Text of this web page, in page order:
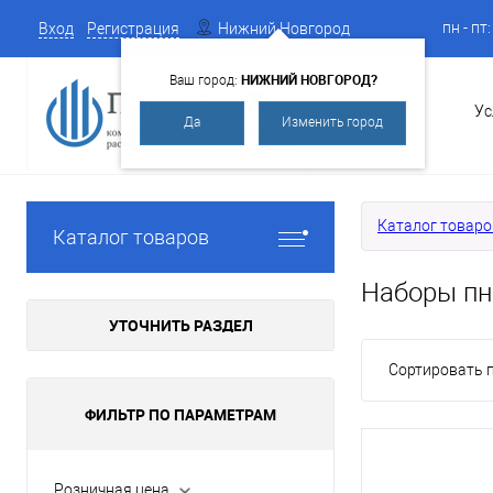
Вход Регистрация Нижний Новгород
Ваш город: НИЖНИЙ НОВГОРОД?
Да Изменить город
пн -
Каталог товаров
УТОЧНИТЬ РАЗДЕЛ
ФИЛЬТР ПО ПАРАМЕТРАМ
Розничная цена
Каталог
Наборы
Сортировать